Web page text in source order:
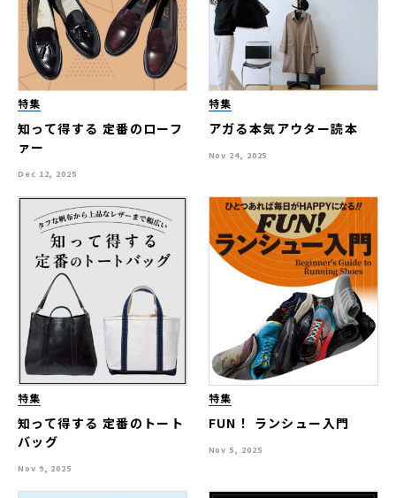
特集
知って得する 定番のローフ
ァー
Dec 12, 2025
特集
アガる本気アウター読本
Nov 24, 2025
特集
知って得する 定番のトート
バッグ
Nov 9, 2025
特集
FUN！ ランシュー入門
Nov 5, 2025